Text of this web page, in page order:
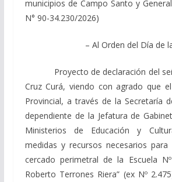
municipios de Campo Santo y
N° 90-34.230/2026)
– Al Orden del Día de
Proyecto de declaración del
Cruz Curá, viendo con agrado que
Provincial, a través de la Secretaría
dependiente de la Jefatura de
Ministerios de Educación y
medidas y recursos necesarios
cercado perimetral de la Escuela
Roberto Terrones Riera” (ex Nº